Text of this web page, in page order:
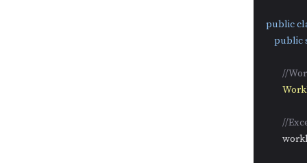
public
public
//
//